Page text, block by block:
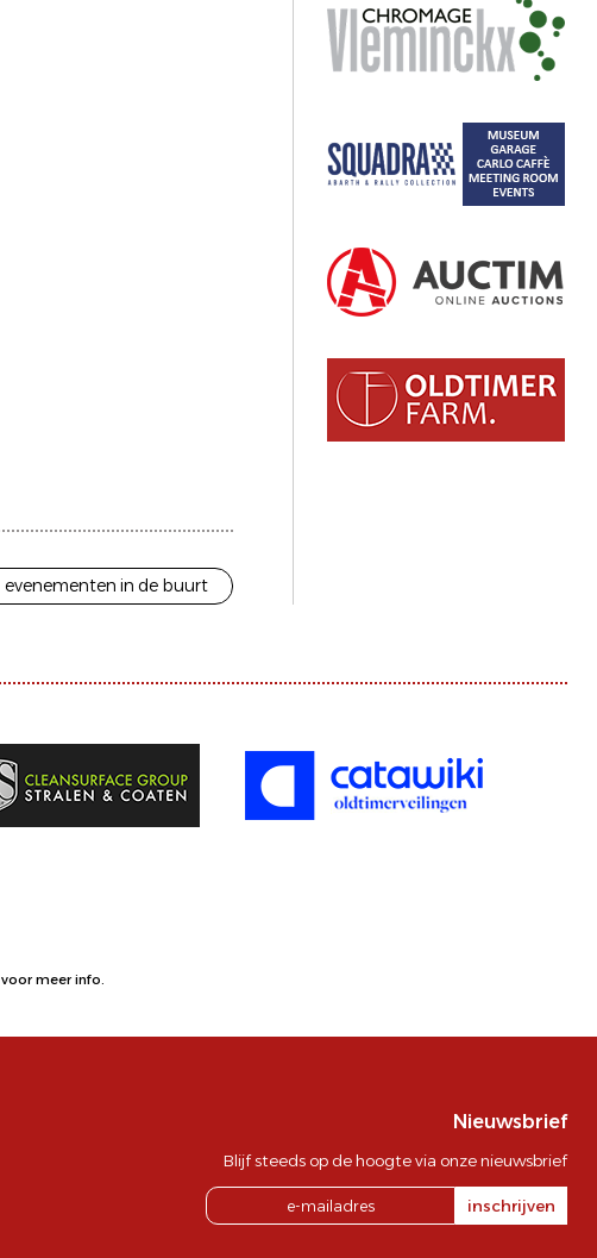
evenementen in de buurt
voor meer info.
Nieuwsbrief
Blijf steeds op de hoogte via onze nieuwsbrief
inschrijven